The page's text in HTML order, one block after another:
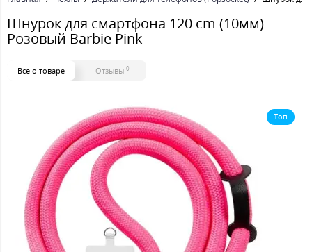
Шнурок для смартфона 120 cm (10мм)
Розовый Barbie Pink
Все о товаре Отзывы 0
Топ